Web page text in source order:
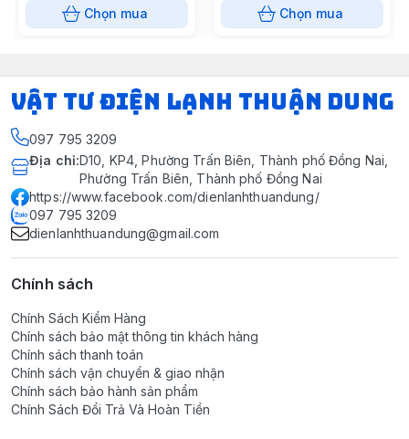
Chọn mua Chọn mua
VẬT TƯ ĐIỆN LẠNH THUẬN DUNG
097 795 3209
Địa chỉ:D10, KP4, Phường Trấn Biên, Thành phố Đồng Nai,
Phường Trấn Biên, Thành phố Đồng Nai
https://www.facebook.com/dienlanhthuandung/
097 795 3209
dienlanhthuandung@gmail.com
Chính sách
Chính Sách Kiểm Hàng
Chính sách bảo mật thông tin khách hàng
Chính sách thanh toán
Chính sách vận chuyển & giao nhận
Chính sách bảo hành sản phẩm
Chính Sách Đổi Trả Và Hoàn Tiền